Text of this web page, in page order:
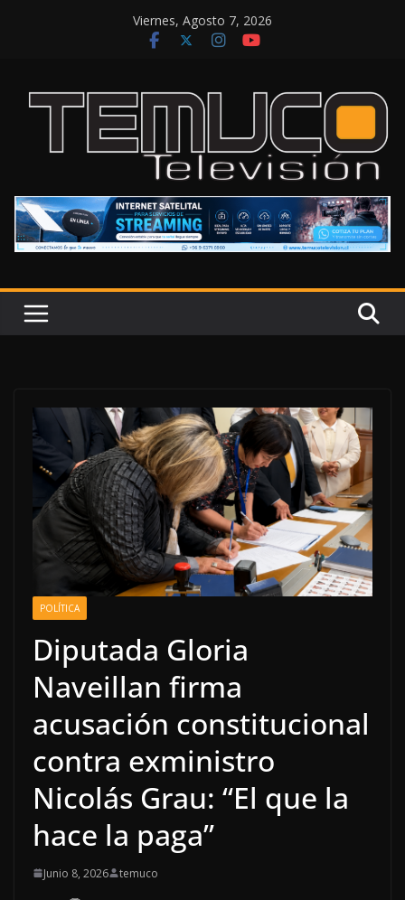
Viernes, Agosto 7, 2026
POLÍTICA
Diputada Gloria
Naveillan firma
acusación constitucional
contra exministro
Nicolás Grau: “El que la
hace la paga”
Junio 8, 2026 temuco